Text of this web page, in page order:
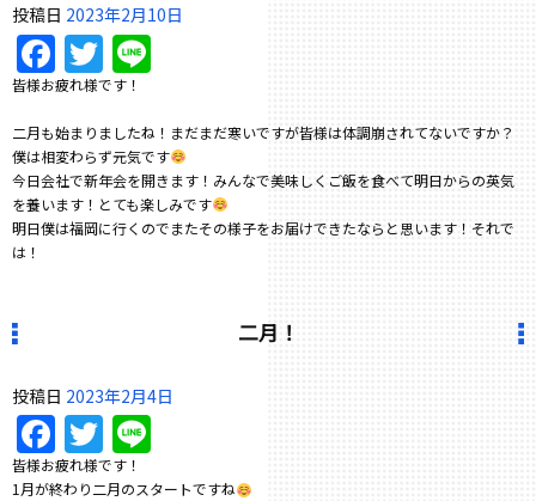
投稿日 2023年2月10日
Facebook
Twitter
皆様お疲れ様です！
二月も始まりましたね！まだまだ寒いですが皆様は体調崩されてないですか？
僕は相変わらず元気です
今日会社で新年会を開きます！みんなで美味しくご飯を食べて明日からの英気
を養います！とても楽しみです
明日僕は福岡に行くのでまたその様子をお届けできたならと思います！それで
は！
二月！
投稿日 2023年2月4日
Facebook
Twitter
皆様お疲れ様です！
1月が終わり二月のスタートですね